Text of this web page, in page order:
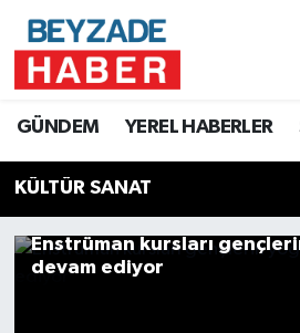
GÜNDEM YEREL HABERLER
KÜLTÜR SANAT
Enstrüman kursları
devam ediyor
Hava Durumu
Süper Lig Puan Durumu ve
Tüm Manşetler